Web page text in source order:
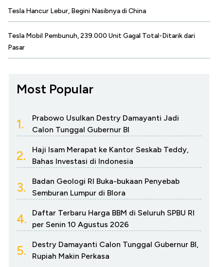
Tesla Hancur Lebur, Begini Nasibnya di China
Tesla Mobil Pembunuh, 239.000 Unit Gagal Total-Ditarik dari
Pasar
Most Popular
1.
Prabowo Usulkan Destry Damayanti Jadi
Calon Tunggal Gubernur BI
2.
Haji Isam Merapat ke Kantor Seskab Teddy,
Bahas Investasi di Indonesia
3.
Badan Geologi RI Buka-bukaan Penyebab
Semburan Lumpur di Blora
4.
Daftar Terbaru Harga BBM di Seluruh SPBU RI
per Senin 10 Agustus 2026
5.
Destry Damayanti Calon Tunggal Gubernur BI,
Rupiah Makin Perkasa